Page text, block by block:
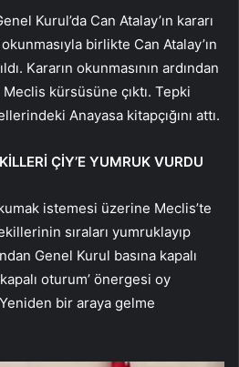
Kurul’da Can Atalay’ın kararı
birlikte Can Atalay’ın
Kararın okunmasının ardından
kürsüsüne çıktı. Tepki
Anayasa kitapçığını attı.
ÇİY’E YUMRUK VURDU
istemesi üzerine Meclis’te
sıraları yumruklayıp
Genel Kurul basına kapalı
oturum’ önergesi oy
bir araya gelme